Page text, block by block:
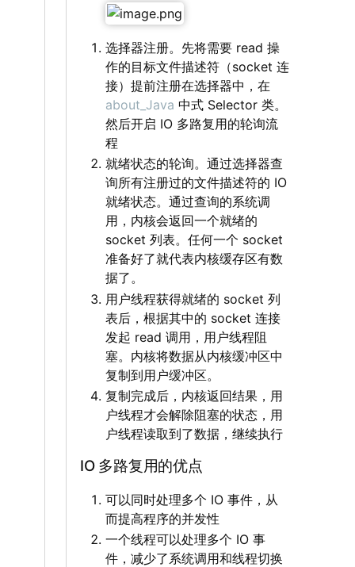
选择器注册。先将需要 read 操
作的目标文件描述符（socket 连
接）提前注册在选择器中，在
about_Java 中式 Selector 类。
然后开启 IO 多路复用的轮询流
程
就绪状态的轮询。通过选择器查
询所有注册过的文件描述符的 IO
就绪状态。通过查询的系统调
用，内核会返回一个就绪的
socket 列表。任何一个 socket
准备好了就代表内核缓存区有数
据了。
用户线程获得就绪的 socket 列
表后，根据其中的 socket 连接
发起 read 调用，用户线程阻
塞。内核将数据从内核缓冲区中
复制到用户缓冲区。
复制完成后，内核返回结果，用
户线程才会解除阻塞的状态，用
户线程读取到了数据，继续执行
IO 多路复用的优点
可以同时处理多个 IO 事件，从
而提高程序的并发性
一个线程可以处理多个 IO 事
件，减少了系统调用和线程切换